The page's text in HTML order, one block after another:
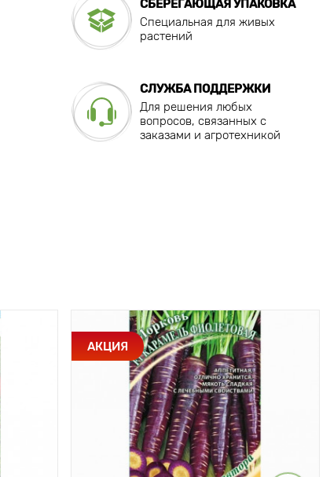
СБЕРЕГАЮЩАЯ УПАКОВКА
Специальная для живых
растений
СЛУЖБА ПОДДЕРЖКИ
Для решения любых
вопросов, связанных с
заказами и агротехникой
АКЦИЯ